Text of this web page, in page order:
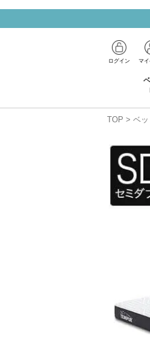
ログイン マ
TOP ベッ